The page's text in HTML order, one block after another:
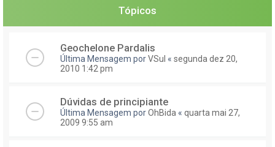
Tópicos
Geochelone Pardalis
Última Mensagem porVSul « segunda dez 20,
2010 1:42 pm
Dúvidas de principiante
Última Mensagem porOhBida « quarta mai 27,
2009 9:55 am